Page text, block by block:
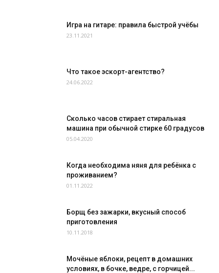
Игра на гитаре: правила быстрой учёбы
23.11.2021
Что такое эскорт-агентство?
24.06.2022
Сколько часов стирает стиральная
машина при обычной стирке 60 градусов
05.04.2020
Когда необходима няня для ребёнка с
проживанием?
01.11.2022
Борщ без зажарки, вкусный способ
приготовления
10.11.2018
Мочёные яблоки, рецепт в домашних
условиях, в бочке, ведре, с горчицей...